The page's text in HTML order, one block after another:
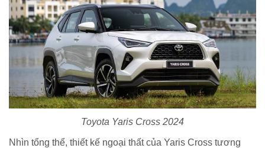
Toyota Yaris Cross 2024
Nhìn tổng thể, thiết kế ngoại thất của Yaris Cross tương